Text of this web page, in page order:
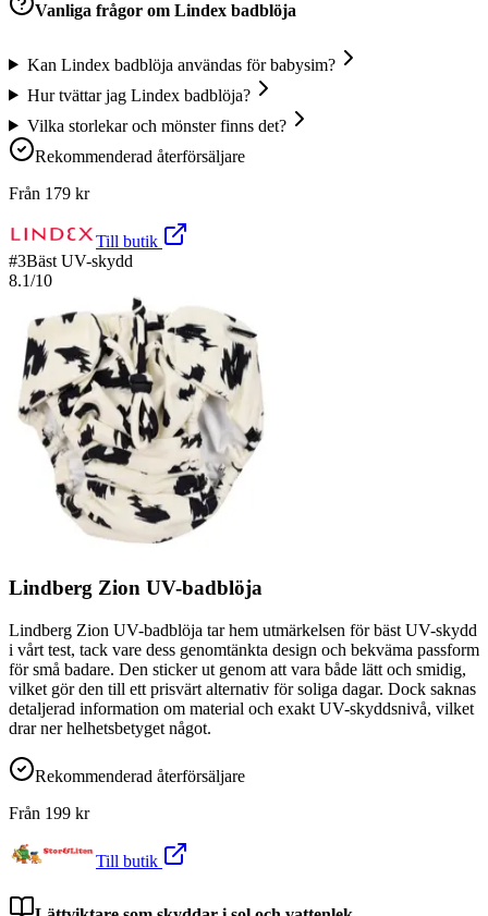
Vanliga frågor om Lindex badblöja
Kan Lindex badblöja användas för babysim?
Hur tvättar jag Lindex badblöja?
Vilka storlekar och mönster finns det?
Rekommenderad återförsäljare
Från 179 kr
Till butik
#3Bäst UV-skydd
8.1/10
Lindberg Zion UV-badblöja
Lindberg Zion UV-badblöja tar hem utmärkelsen för bäst UV-skydd
i vårt test, tack vare dess genomtänkta design och bekväma passform
för små badare. Den sticker ut genom att vara både lätt och smidig,
vilket gör den till ett prisvärt alternativ för soliga dagar. Dock saknas
detaljerad information om material och exakt UV-skyddsnivå, vilket
drar ner helhetsbetyget något.
Rekommenderad återförsäljare
Från 199 kr
Till butik